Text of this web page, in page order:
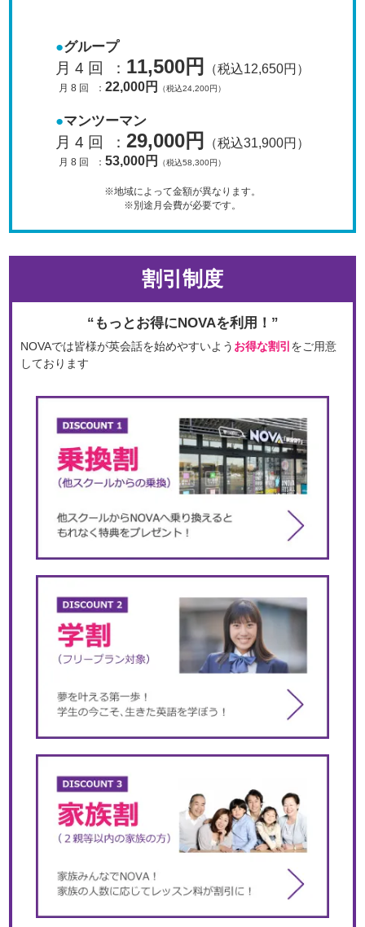
グループ
月 4 回 ： 11,500円 （税込12,650円）
月 8 回 ：22,000円 （税込24,200円）
マンツーマン
月 4 回 ： 29,000円 （税込31,900円）
月 8 回 ：53,000円 （税込58,300円）
※地域によって金額が異なります。
※別途月会費が必要です。
割引制度
“もっとお得にNOVAを利用！”
NOVAでは皆様が英会話を始めやすいよう お得な割引 をご用意
しております